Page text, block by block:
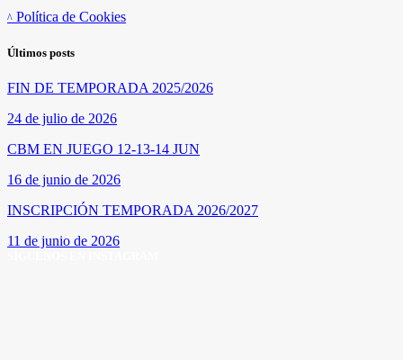
Política de Cookies
Últimos posts
FIN DE TEMPORADA 2025/2026
24 de julio de 2026
CBM EN JUEGO 12-13-14 JUN
16 de junio de 2026
INSCRIPCIÓN TEMPORADA 2026/2027
11 de junio de 2026